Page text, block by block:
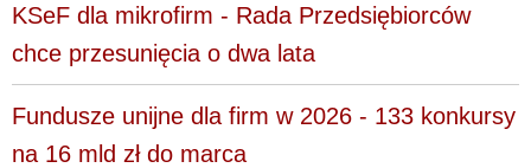
KSeF dla mikrofirm - Rada Przedsiębiorców
chce przesunięcia o dwa lata
Fundusze unijne dla firm w 2026 - 133 konkursy
na 16 mld zł do marca